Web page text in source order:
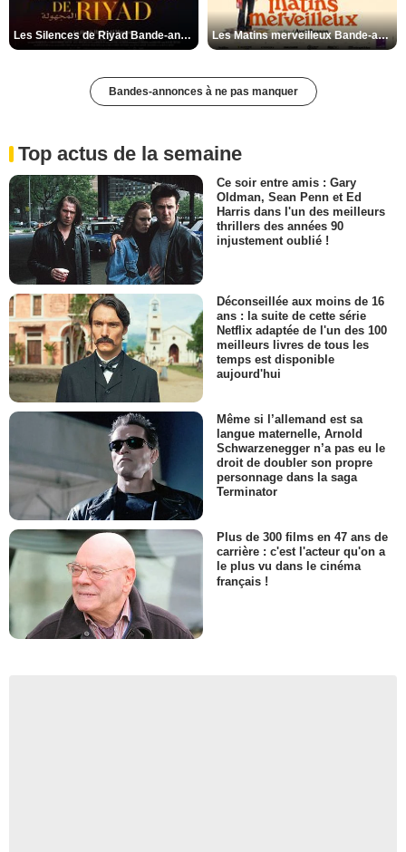
Les Silences de Riyad Bande-annonce VO STFR Les Matins merveilleux Bande-annonce VF
Bandes-annonces à ne pas manquer
Top actus de la semaine
Ce soir entre amis : Gary
Oldman, Sean Penn et Ed
Harris dans l'un des meilleurs
thrillers des années 90
injustement oublié !
Déconseillée aux moins de 16
ans : la suite de cette série
Netflix adaptée de l'un des 100
meilleurs livres de tous les
temps est disponible
aujourd'hui
Même si l’allemand est sa
langue maternelle, Arnold
Schwarzenegger n’a pas eu le
droit de doubler son propre
personnage dans la saga
Terminator
Plus de 300 films en 47 ans de
carrière : c'est l'acteur qu'on a
le plus vu dans le cinéma
français !